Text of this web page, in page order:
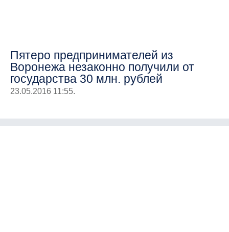
Пятеро предпринимателей из
Воронежа незаконно получили от
государства 30 млн. рублей
23.05.2016 11:55.